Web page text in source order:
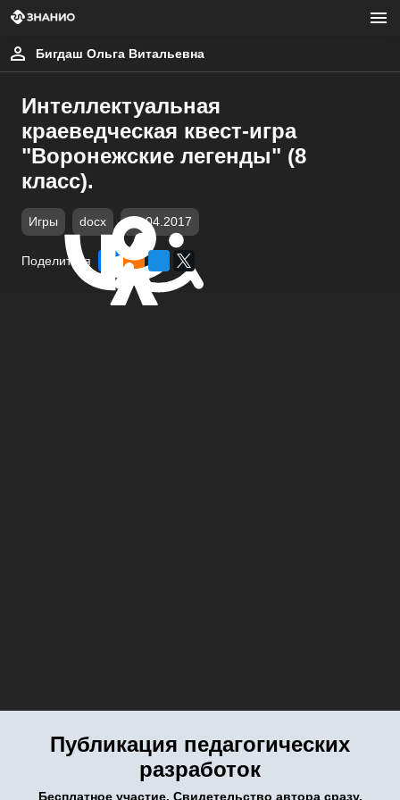
Бигдаш Ольга Витальевна
Интеллектуальная
краеведческая квест-игра
"Воронежские легенды" (8
класс).
Игры docx 01.04.2017
Поделиться
Публикация педагогических
разработок
Бесплатное участие. Свидетельство автора сразу.